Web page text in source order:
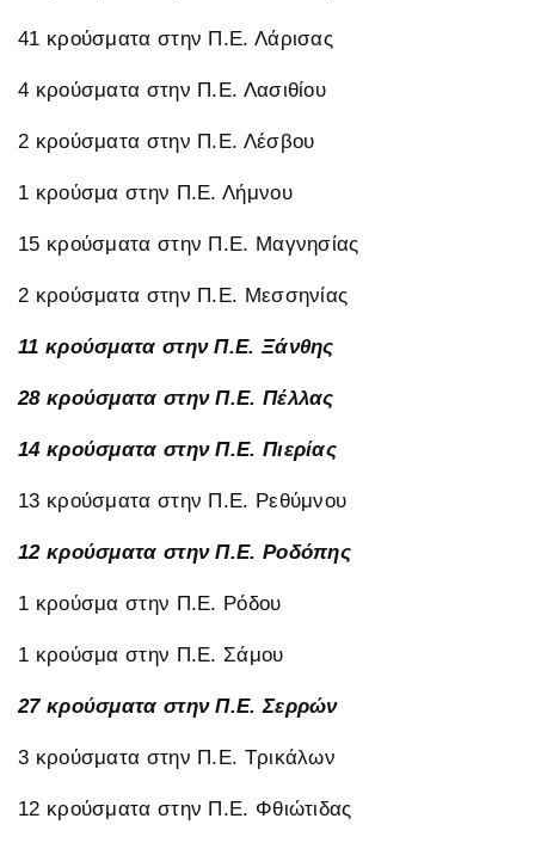
41 κρούσματα στην Π.Ε. Λάρισας
4 κρούσματα στην Π.Ε. Λασιθίου
2 κρούσματα στην Π.Ε. Λέσβου
1 κρούσμα στην Π.Ε. Λήμνου
15 κρούσματα στην Π.Ε. Μαγνησίας
2 κρούσματα στην Π.Ε. Μεσσηνίας
11 κρούσματα στην Π.Ε. Ξάνθης
28 κρούσματα στην Π.Ε. Πέλλας
14 κρούσματα στην Π.Ε. Πιερίας
13 κρούσματα στην Π.Ε. Ρεθύμνου
12 κρούσματα στην Π.Ε. Ροδόπης
1 κρούσμα στην Π.Ε. Ρόδου
1 κρούσμα στην Π.Ε. Σάμου
27 κρούσματα στην Π.Ε. Σερρών
3 κρούσματα στην Π.Ε. Τρικάλων
12 κρούσματα στην Π.Ε. Φθιώτιδας